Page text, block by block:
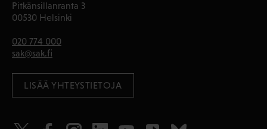
Pitkänsillanranta 3
00530 Helsinki
020 774 000
sak@sak.fi
LISÄÄ YHTEYSTIETOJA